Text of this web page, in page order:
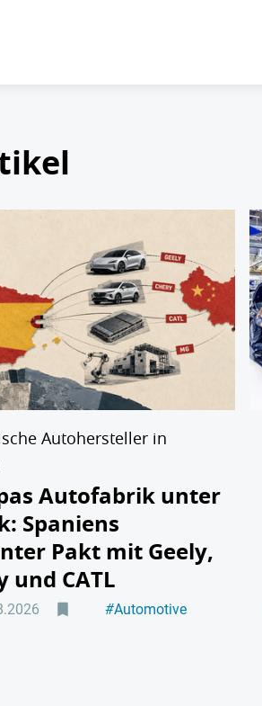
Autohersteller in
Autofabrik unter
Spaniens
Pakt mit Geely,
und CATL
#Automotive